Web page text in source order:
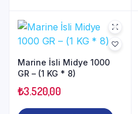
Marine İsli Midye 1000
GR – (1 KG * 8)
₺3.520,00